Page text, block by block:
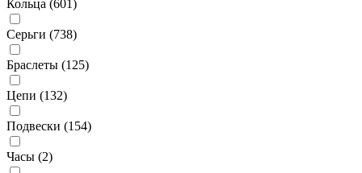
Кольца (601)
Серьги (738)
Браслеты (125)
Цепи (132)
Подвески (154)
Часы (2)